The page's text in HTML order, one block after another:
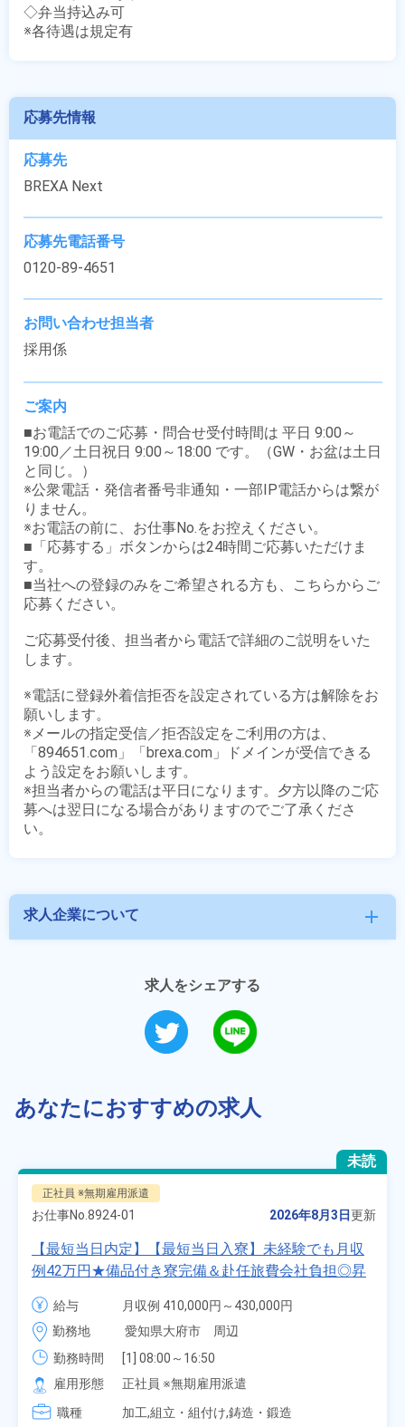
◇弁当持込み可
※各待遇は規定有
応募先情報
応募先
BREXA Next
応募先電話番号
0120-89-4651
お問い合わせ担当者
採用係
ご案内
■お電話でのご応募・問合せ受付時間は 平日 9:00～
19:00／土日祝日 9:00～18:00 です。（GW・お盆は土日
と同じ。）
※公衆電話・発信者番号非通知・一部IP電話からは繋が
りません。
※お電話の前に、お仕事No.をお控えください。
■「応募する」ボタンからは24時間ご応募いただけま
す。
■当社への登録のみをご希望される方も、こちらからご
応募ください。
ご応募受付後、担当者から電話で詳細のご説明をいた
します。
※電話に登録外着信拒否を設定されている方は解除をお
願いします。
※メールの指定受信／拒否設定をご利用の方は、
「894651.com」「brexa.com」ドメインが受信できる
よう設定をお願いします。
※担当者からの電話は平日になります。夕方以降のご応
募へは翌日になる場合がありますのでご了承くださ
求人企業について add
求人をシェアする
あなたにおすすめの求人
未読
正社員 ※無期雇用派遣
お仕事No. 8924-01 2026年8月3日更新
【最短当日内定】【最短当日入寮】未経験でも月収
例42万円★備品付き寮完備＆赴任旅費会社負担◎昇
給・業績賞与あり！組立や塗装など自動車製造の各
種作業！《愛知県大府市》
給与
月収例 410,000円～430,000円
月給 277,000円～277,000円
勤務地
愛知県大府市　周辺
勤務時間
[1] 08:00～16:50
[2] 06:25～15:10
[3] 17:05～01:50
雇用形態
正社員 ※無期雇用派遣
職種
加工,組立・組付け,鋳造・鍛造